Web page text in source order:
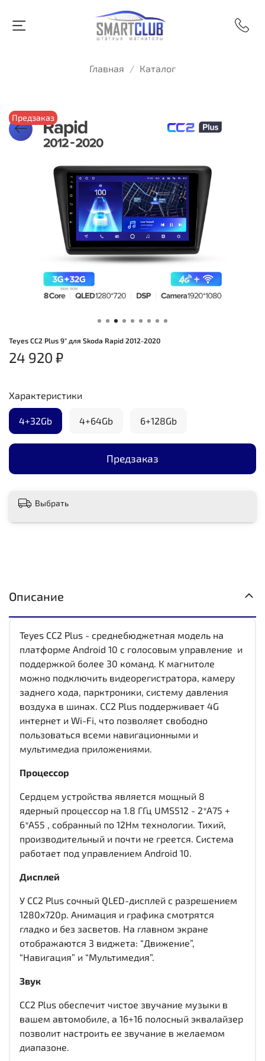
Главная Каталог
Предзаказ
Teyes CC2 Plus 9" для Skoda Rapid 2012-2020
24 920 ₽
Предзаказ
Характеристики
4+32Gb 4+64Gb 6+128Gb
Выбрать
Описание
Teyes CC2 Plus - среднебюджетная модель на
платформе Android 10 с голосовым управление и
поддержкой более 30 команд. К магнитоле
можно подключить видеорегистратора, камеру
заднего хода, парктроники, систему давления
воздуха в шинах. CC2 Plus поддерживает 4G
интернет и Wi-Fi, что позволяет свободно
пользоваться всеми навигационными и
мультимедиа приложениями.
Процессор
Сердцем устройства является мощный 8
ядерный процессор на 1.8 ГГц UMS512 - 2*A75 +
6*A55 , собранный по 12Нм технологии. Тихий,
производительный и почти не греется. Система
работает под управлением Android 10.
Дисплей
У CC2 Plus сочный QLED-дисплей c разрешением
1280x720р. Анимация и графика смотрятся
гладко и без засветов. На главном экране
отображаются 3 виджета: “Движение”,
“Навигация” и “Мультимедия”.
Звук
CC2 Plus обеспечит чистое звучание музыки в
вашем автомобиле, а 16+16 полосный эквалайзер
позволит настроить ее звучание в желаемом
диапазоне.